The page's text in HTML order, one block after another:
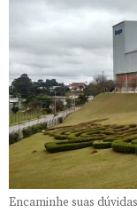
Encaminhe suas